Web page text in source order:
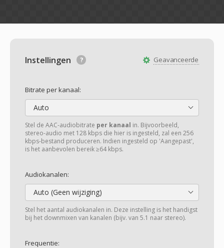
Geavanceerde
Instellingen
Bitrate per kanaal:
Auto
Stel de AAC-audiobitrate per kanaal in. Bijvoorbeeld,
stereo-audio met 128 kbps die hier is ingesteld, zal een 256
kbps-bestand produceren. Indien ingesteld op 'Aangepast',
is het aanbevolen bereik ≥64 kbps.
Audiokanalen:
Auto (Geen wijziging)
Stel het aantal audiokanalen in. Deze instelling is het handigst
bij het downmixen van kanalen (bijv. van 5.1 naar stereo).
Frequentie: